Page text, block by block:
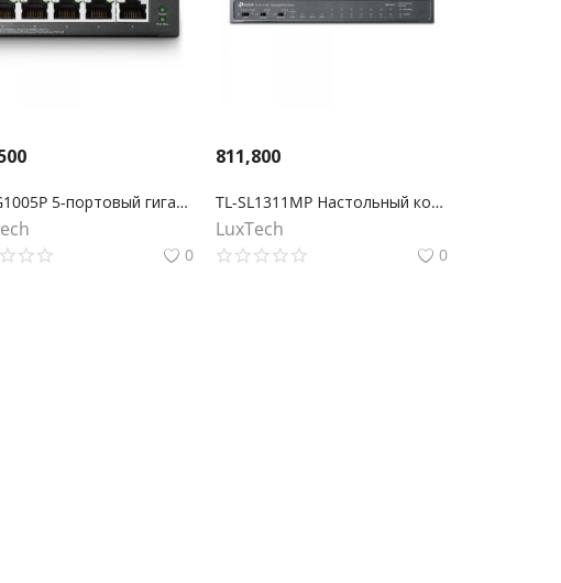
TL-SG1005P 5-портовый гигабитный настольный коммутатор с 4 портами PoE+
0
811,800
TL-SL1311MP Настольный коммутатор на 8 PoE+ портов 10/100 Мбит/с и 3 гигабитных порта
LuxTech
0